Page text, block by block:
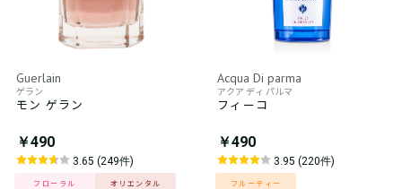
Guerlain
ゲラン
モン ゲラン
￥490
3.65 (249件)
フローラル オリエンタル
Acqua Di parma
アクア ディ パルマ
フィーコ
￥490
3.95 (220件)
フルーティー